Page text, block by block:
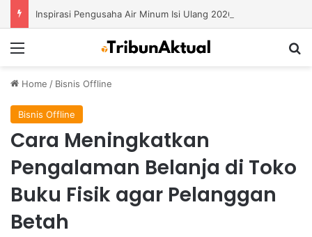
Home / Bisnis Offline
Bisnis Offline
Cara Meningkatkan
Pengalaman Belanja di Toko
Buku Fisik agar Pelanggan
Betah